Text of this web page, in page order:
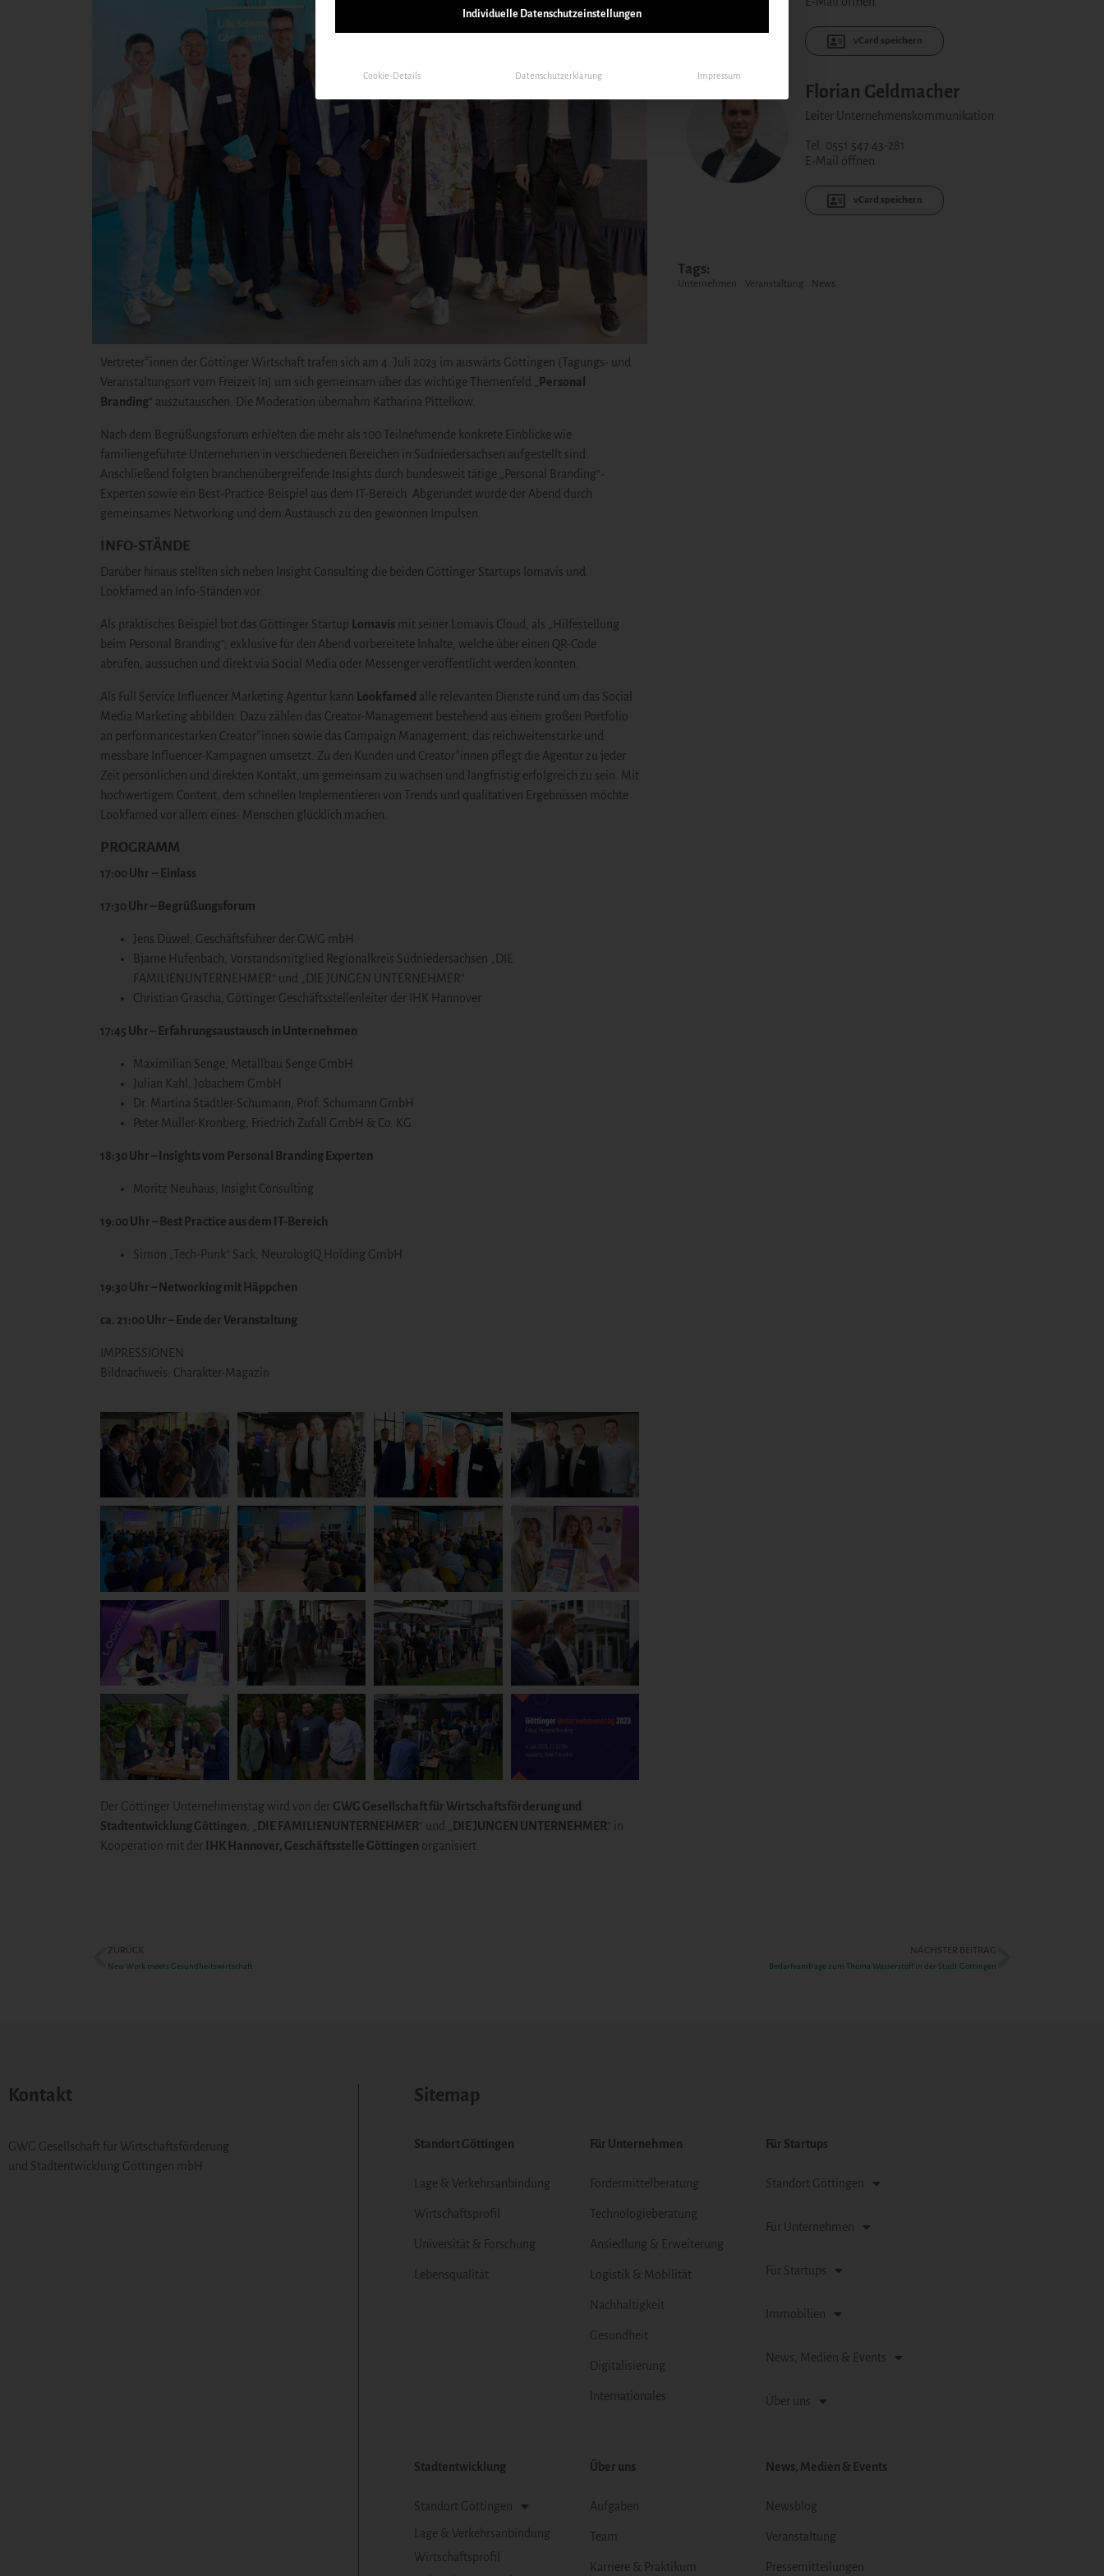
Vertreter*innen der Göttinger Wirtschaft trafen sich am 4. Juli 2023 im auswärts Göttingen (Tagungs- und
Veranstaltungsort vom Freizeit In) um sich gemeinsam über das wichtige Themenfeld „
Personal
Branding“ auszutauschen. Die Moderation übernahm Katharina Pittelkow.
Nach dem Begrüßungsforum erhielten die mehr als 100 Teilnehmende konkrete Einblicke wie
familiengeführte Unternehmen in verschiedenen Bereichen in Südniedersachsen aufgestellt sind.
Anschließend folgten branchenübergreifende Insights durch bundesweit tätige „Personal Branding“-
Experten sowie ein Best-Practice-Beispiel aus dem IT-Bereich. Abgerundet wurde der Abend durch
gemeinsames Networking und dem Austausch zu den gewonnen Impulsen.
INFO-STÄNDE
Darüber hinaus stellten sich neben Insight Consulting die beiden Göttinger Startups lomavis und
Lookfamed an Info-Ständen vor.
Als praktisches Beispiel bot das Göttinger Startup Lomavis mit seiner Lomavis Cloud, als „Hilfestellung
beim Personal Branding“, exklusive für den Abend vorbereitete Inhalte, welche über einen QR-Code
abrufen, aussuchen und direkt via Social Media oder Messenger veröffentlicht werden konnten.
Als Full Service Influencer Marketing Agentur kann Lookfamed alle relevanten Dienste rund um das Social
Media Marketing abbilden. Dazu zählen das Creator-Management bestehend aus einem großen Portfolio
an performancestarken Creator*innen sowie das Campaign Management, das reichweitenstarke und
messbare Influencer-Kampagnen umsetzt. Zu den Kunden und Creator*innen pflegt die Agentur zu jeder
Zeit persönlichen und direkten Kontakt, um gemeinsam zu wachsen und langfristig erfolgreich zu sein. Mit
hochwertigem Content, dem schnellen Implementieren von Trends und qualitativen Ergebnissen möchte
Lookfamed vor allem eines: Menschen glücklich machen.
PROGRAMM
17:00 Uhr – Einlass
17:30 Uhr – Begrüßungsforum
Jens Düwel, Geschäftsführer der GWG mbH
Bjarne Hufenbach, Vorstandsmitglied Regionalkreis Südniedersachsen „DIE
FAMILIENUNTERNEHMER“ und „DIE JUNGEN UNTERNEHMER“
Christian Grascha, Göttinger Geschäftsstellenleiter der IHK Hannover
17:45 Uhr – Erfahrungsaustausch in Unternehmen
Maximilian Senge, Metallbau Senge GmbH
Julian Kahl, Jobachem GmbH
Dr. Martina Städtler-Schumann,
Prof. Schumann GmbH
Peter Müller-Kronberg,
Friedrich Zufall GmbH & Co. KG
18:30 Uhr – Insights vom Personal Branding Experten
Moritz Neuhaus, Insight Consulting
19:00 Uhr – Best Practice aus dem IT-Bereich
Simon „Tech-Punk“ Sack, NeurologIQ Holding GmbH
19:30 Uhr – Networking mit Häppchen
ca. 21:00 Uhr – Ende der Veranstaltung
IMPRESSIONEN
Bildnachweis: Charakter-Magazin
Der Göttinger Unternehmenstag wird von der GWG Gesellschaftfür Wirtschaftsförderung und
Stadtentwicklung Göttingen
DIE FAMILIENUNTERNEHMER“ und „ DIE JUNGEN UNTERNEHMER“ in
Kooperation mit der IHK Hannover, Geschäftsstelle Göttingen organisiert.
vCard speichern
Florian Geldmacher
Leiter Unternehmenskommunikation
Tel. 0551 547 43-281
E-Mail öffnen
vCard speichern
Tags:
Unternehmen Veranstaltung News
ZURÜCK
New Work meets Gesundheitswirtschaft
NÄCHSTER BEITRAG
Bedarfsumfrage zum Thema Wasserstoff in der Stadt Göttingen
Kontakt
GWG Gesellschaft für Wirtschaftsförderung
und Stadtentwicklung Göttingen mbH
Sitemap
Standort Göttingen
Lage & Verkehrsanbindung
Wirtschaftsprofil
Universität & Forschung
Lebensqualität
Für Unternehmen
Fördermittelberatung
Technologieberatung
Ansiedlung & Erweiterung
Logistik & Mobilität
Nachhaltigkeit
Gesundheit
Digitalisierung
Internationales
Für Startups
Standort Göttingen
Für Unternehmen
Für Startups
Immobilien
News, Medien & Events
Über uns
Stadtentwicklung
Standort Göttingen
Lage & Verkehrsanbindung
Wirtschaftsprofil
Über uns
Aufgaben
Team
Karriere & Praktikum
News, Medien & Events
Newsblog
Veranstaltung
Pressemitteilungen
Individuelle Datenschutzeinstellungen
Cookie-Details Datenschutzerklärung Impressum